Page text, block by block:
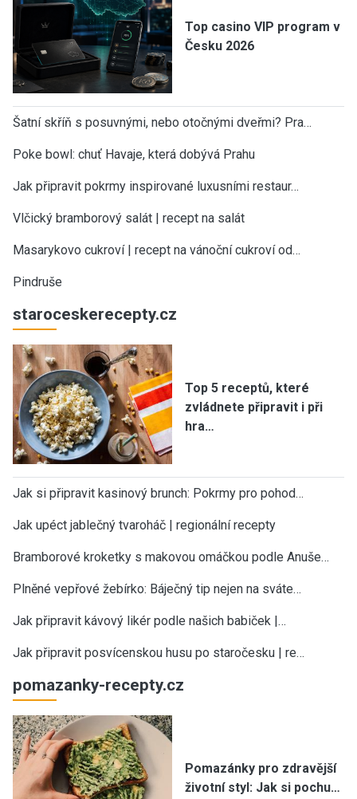
Top casino VIP program v
Česku 2026
Šatní skříň s posuvnými, nebo otočnými dveřmi? Pra…
Poke bowl: chuť Havaje, která dobývá Prahu
Jak připravit pokrmy inspirované luxusními restaur…
Vlčický bramborový salát | recept na salát
Masarykovo cukroví | recept na vánoční cukroví od…
Pindruše
staroceskerecepty.cz
Top 5 receptů, které
zvládnete připravit i při
hra…
Jak si připravit kasinový brunch: Pokrmy pro pohod…
Jak upéct jablečný tvaroháč | regionální recepty
Bramborové kroketky s makovou omáčkou podle Anuše…
Plněné vepřové žebírko: Báječný tip nejen na sváte…
Jak připravit kávový likér podle našich babiček |…
Jak připravit posvícenskou husu po staročesku | re…
pomazanky-recepty.cz
Pomazánky pro zdravější
životní styl: Jak si pochu…